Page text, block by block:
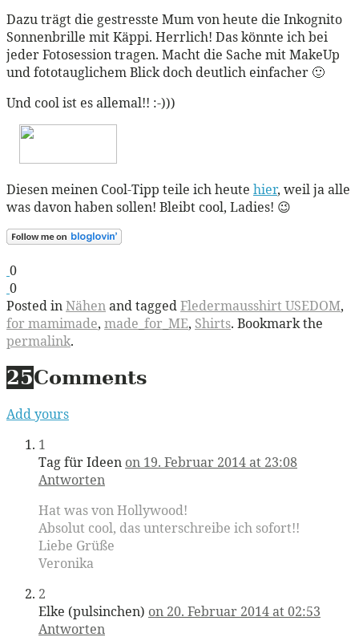
Dazu trägt die gestresste Mum von heute die Inkognito
Sonnenbrille mit Käppi. Herrlich! Das könnte ich bei
jeder Fotosession tragen. Macht die Sache mit MakeUp
und fototauglichem Blick doch deutlich einfacher 🙂
Und cool ist es allemal!! :-)))
Diesen meinen Cool-Tipp teile ich heute hier, weil ja alle
was davon haben sollen! Bleibt cool, Ladies! 😉
0
0
Posted inNähenand taggedFledermausshirt USEDOM,
for mamimade, made_for_ME, Shirts. Bookmark the
permalink.
25Comments
Add yours
1
Tag für Ideen on 19. Februar 2014 at 23:08
Antworten
Hat was von Hollywood!
Absolut cool, das unterschreibe ich sofort!!
Liebe Grüße
Veronika
2
Elke (pulsinchen) on 20. Februar 2014 at 02:53
Antworten